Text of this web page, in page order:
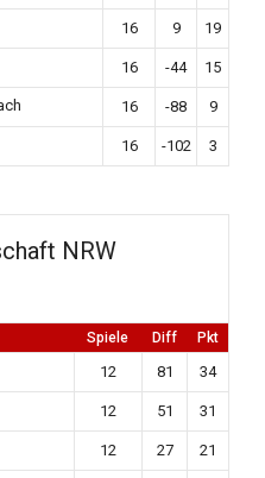
16 9 19
16 -44 15
16 -88 9
16 -102 3
NRW
Spiele Diff Pkt
12 81 34
12 51 31
12 27 21